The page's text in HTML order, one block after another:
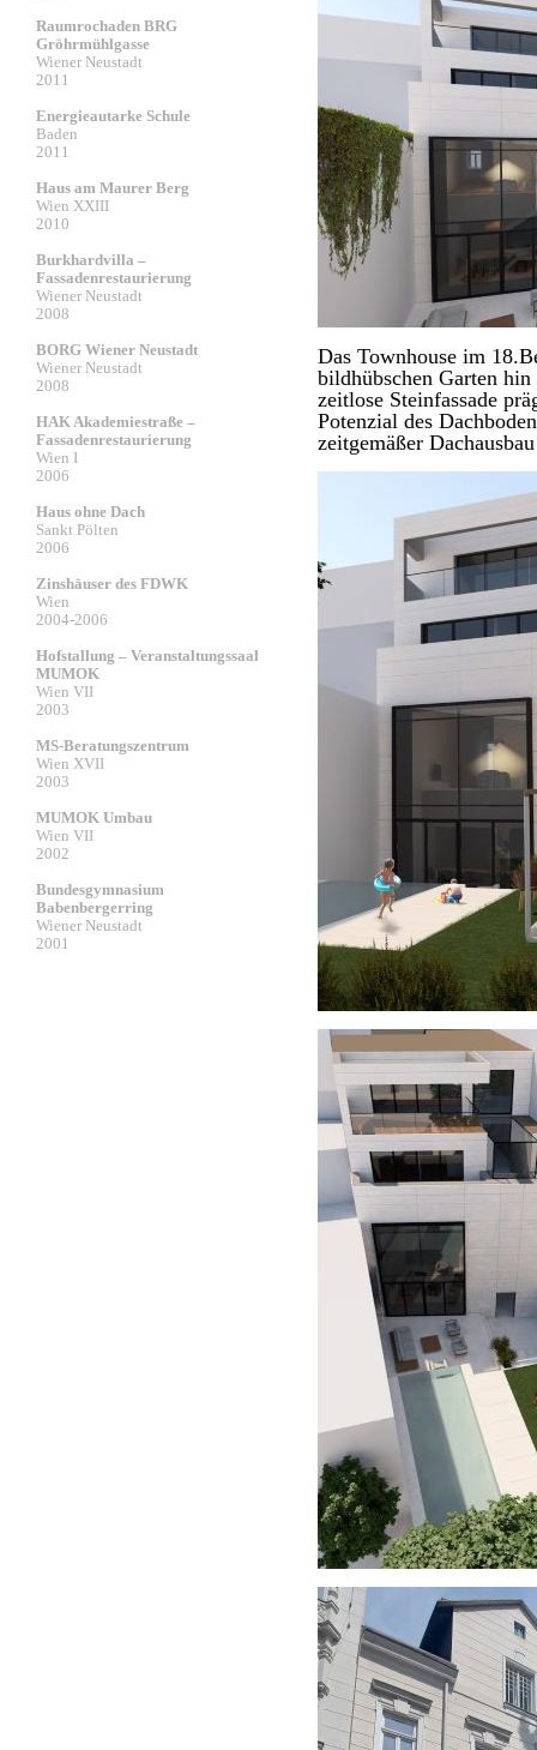
Raumrochaden BRG
Gröhrmühlgasse
Wiener Neustadt
2011
Energieautarke Schule
Baden
2011
Haus am Maurer Berg
Wien XXIII
2010
Burkhardvilla –
Fassadenrestaurierung
Wiener Neustadt
2008
BORG Wiener Neustadt
Wiener Neustadt
2008
HAK Akademiestraße –
Fassadenrestaurierung
Wien I
2006
Haus ohne Dach
Sankt Pölten
2006
Zinshäuser des FDWK
Wien
2004-2006
Hofstallung – Veranstaltungssaal
MUMOK
Wien VII
2003
MS-Beratungszentrum
Wien XVII
2003
MUMOK Umbau
Wien VII
2002
Bundesgymnasium
Babenbergerring
Wiener Neustadt
2001
Das Townhouse im
bildhübschen Garten
zeitlose Steinfassade
Potenzial des
zeitgemäßer